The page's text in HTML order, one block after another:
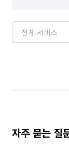
자주 묻는 질